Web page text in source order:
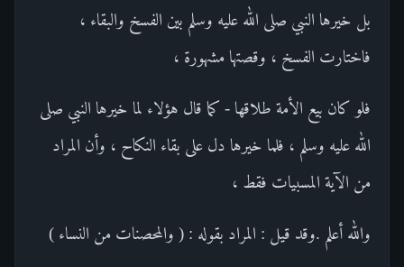
بل خيرها النبي صلى الله عليه وسلم بين الفسخ والبقاء ،
فاختارت الفسخ ، وقصتها مشهورة ،
فلو كان بيع الأمة طلاقها - كما قال هؤلاء لما خيرها النبي صلى
الله عليه وسلم ، فلما خيرها دل على بقاء النكاح ، وأن المراد
من الآية المسبيات فقط ،
والله أعلم .وقد قيل : المراد بقوله : ( والمحصنات من النساء )